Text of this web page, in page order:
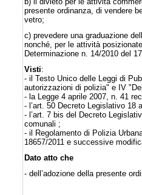
presente ordinanza, di vendere
vetro;
c) prevedere una graduazione
nonché, per le attività
Determinazione n. 14/2010 del
Visti:
- il Testo Unico delle Leggi di
autorizzazioni di polizia" e IV
- la Legge 4 aprile 2007, n. 41
- l’art. 50 Decreto Legislativo 18
- l’art. 7 bis del Decreto
comunali ;
- il Regolamento di Polizia
18657/2011 e successive
Dato atto che
- dell’adozione della presente